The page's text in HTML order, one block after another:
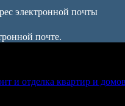
электронной почты
почте.
и отделка квартир и